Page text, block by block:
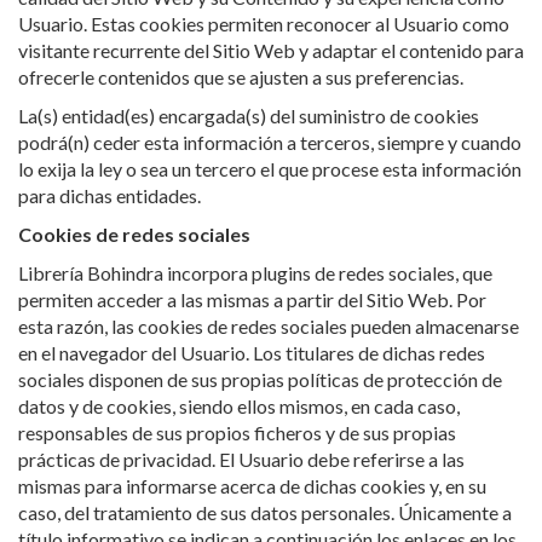
Usuario. Estas cookies permiten reconocer al Usuario como
visitante recurrente del Sitio Web y adaptar el contenido para
ofrecerle contenidos que se ajusten a sus preferencias.
La(s) entidad(es) encargada(s) del suministro de cookies
podrá(n) ceder esta información a terceros, siempre y cuando
lo exija la ley o sea un tercero el que procese esta información
para dichas entidades.
Cookies de redes sociales
Librería Bohindra incorpora plugins de redes sociales, que
permiten acceder a las mismas a partir del Sitio Web. Por
esta razón, las cookies de redes sociales pueden almacenarse
en el navegador del Usuario. Los titulares de dichas redes
sociales disponen de sus propias políticas de protección de
datos y de cookies, siendo ellos mismos, en cada caso,
responsables de sus propios ficheros y de sus propias
prácticas de privacidad. El Usuario debe referirse a las
mismas para informarse acerca de dichas cookies y, en su
caso, del tratamiento de sus datos personales. Únicamente a
título informativo se indican a continuación los enlaces en los